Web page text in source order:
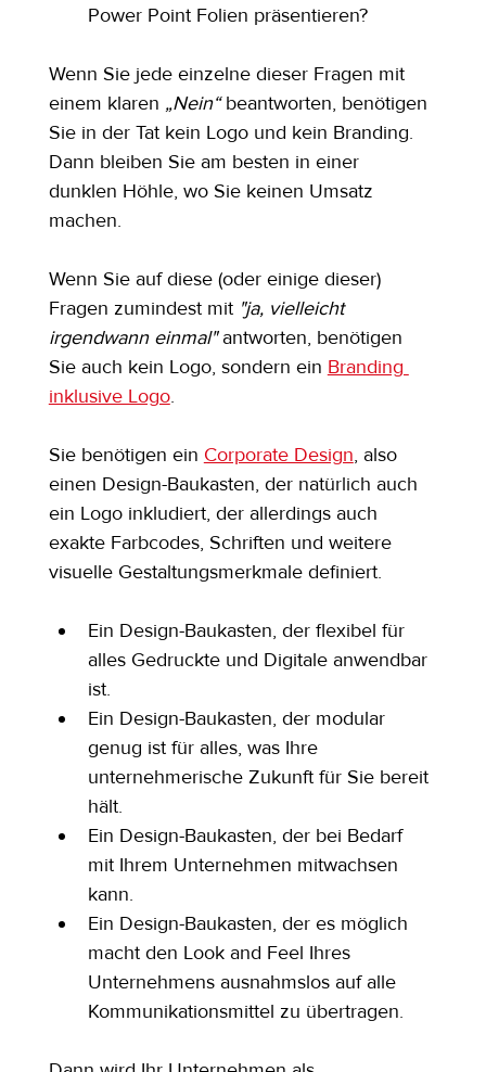
Power Point Folien präsentieren?
Wenn Sie jede einzelne dieser Fragen mit
einem klaren „Nein“ beantworten, benötigen
Sie in der Tat kein Logo und kein Branding.
Dann bleiben Sie am besten in einer
dunklen Höhle, wo Sie keinen Umsatz
machen.
Wenn Sie auf diese (oder einige dieser)
Fragen zumindest mit "ja, vielleicht
irgendwann einmal" antworten, benötigen
Sie auch kein Logo, sondern ein Branding
inklusive Logo.
Sie benötigen ein Corporate Design, also
einen Design-Baukasten, der natürlich auch
ein Logo inkludiert, der allerdings auch
exakte Farbcodes, Schriften und weitere
visuelle Gestaltungsmerkmale definiert.
Ein Design-Baukasten, der flexibel für
alles Gedruckte und Digitale anwendbar
ist.
Ein Design-Baukasten, der modular
genug ist für alles, was Ihre
unternehmerische Zukunft für Sie bereit
hält.
Ein Design-Baukasten, der bei Bedarf
mit Ihrem Unternehmen mitwachsen
kann.
Ein Design-Baukasten, der es möglich
macht den Look and Feel Ihres
Unternehmens ausnahmslos auf alle
Kommunikationsmittel zu übertragen.